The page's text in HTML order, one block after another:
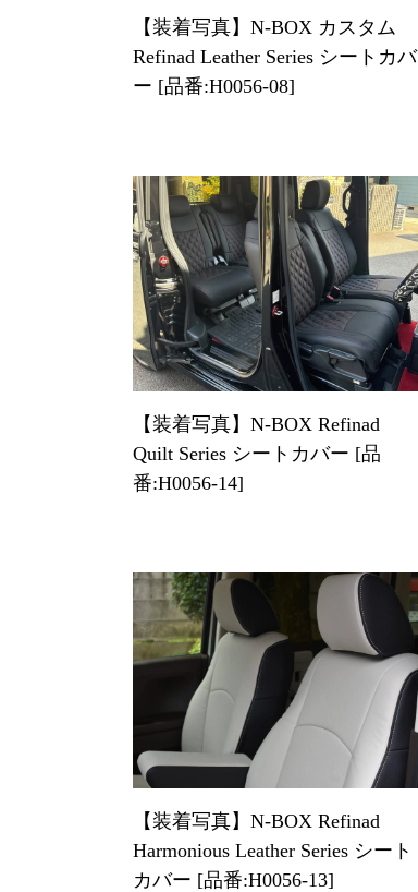
【装着写真】N-BOX カスタム
Refinad Leather Series シートカバ
ー [品番:H0056-08]
【装着写真】N-BOX Refinad
Quilt Series シートカバー [品
番:H0056-14]
【装着写真】N-BOX Refinad
Harmonious Leather Series シート
カバー [品番:H0056-13]